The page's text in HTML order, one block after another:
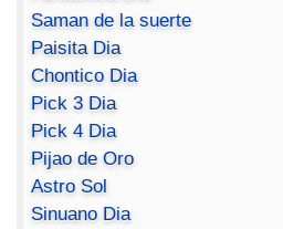
Saman de la suerte
Paisita Dia
Chontico Dia
Pick 3 Dia
Pick 4 Dia
Pijao de Oro
Astro Sol
Sinuano Dia